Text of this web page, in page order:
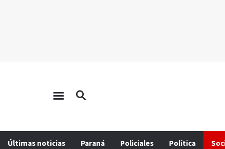
Últimas noticias Paraná Policiales Política